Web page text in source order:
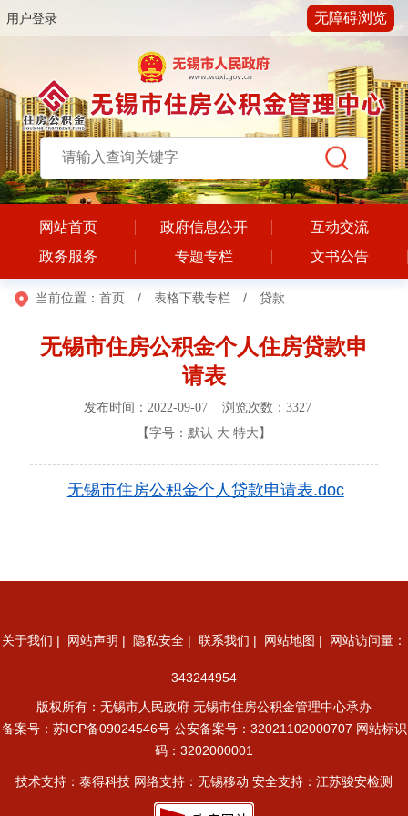
用户登录 无障碍浏览
网站首页 政府信息公开
互动交流
政务服务
专题专栏 文书公告
当前位置： 首页 / 表格下载专栏 / 贷款
无锡市住房公积金个人住房贷款申
请表
发布时间：2022-09-07 浏览次数：3327
【字号： 默认 大 特大 】
无锡市住房公积金个人贷款申请表.doc
关于我们 网站声明 隐私安全 联系我们 网站地图 | 网站访问量：
343244954
版权所有：无锡市人民政府 无锡市住房公积金管理中心承办
备案号： 苏ICP备09024546号 公安备案号：32021102000707 网站标识
码：3202000001
技术支持：泰得科技 网络支持：无锡移动 安全支持：江苏骏安检测